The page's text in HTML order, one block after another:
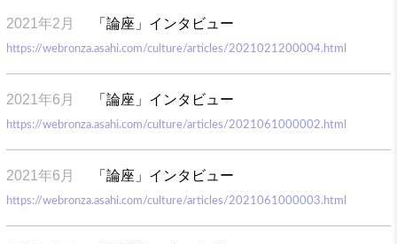
2021年2月 「論座」インタビュー
https://webronza.asahi.com/culture/articles/2021021200004.html
2021年6月 「論座」インタビュー
https://webronza.asahi.com/culture/articles/2021061000002.html
2021年6月 「論座」インタビュー
https://webronza.asahi.com/culture/articles/2021061000003.html